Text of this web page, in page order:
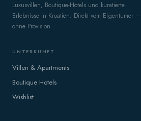
Luxusvillen, Boutique-Hotels und kuratierte
Erlebnisse in Kroatien. Direkt vom Eigentümer —
ohne Provision.
UNTERKUNFT
Villen & Apartments
Boutique Hotels
Wishlist